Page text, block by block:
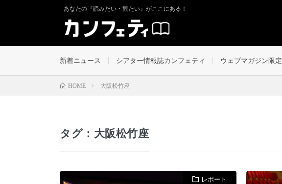
あなたの『読みたい・観たい』がここにある！
新着ニュース シアター情報誌カンフェティ ウェブマガジン限定
HOME 大阪松竹座
タグ：大阪松竹座
レポート